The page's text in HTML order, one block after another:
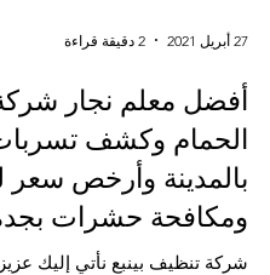
27 أبريل 2021 2 دقيقة قراءة
أفضل معلم نجار
الحمام وكشف
بالمدينة وأرخص سعر
ومكافحة حشرات